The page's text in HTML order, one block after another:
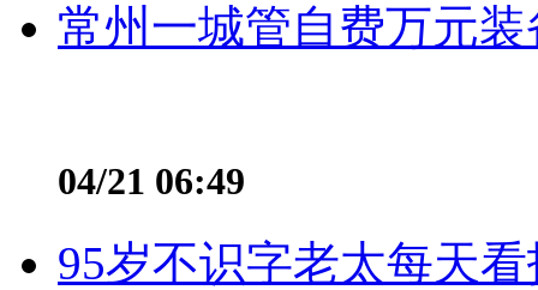
常州一城管自费万元
04/21 06:49
95岁不识字老太每天